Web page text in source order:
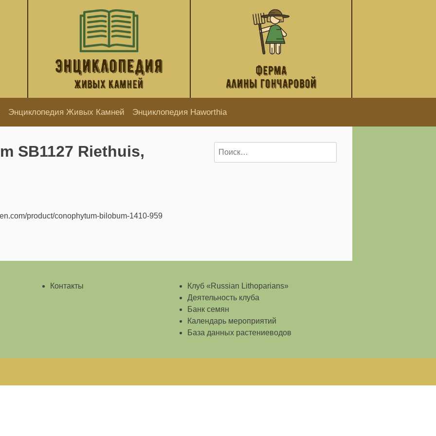
Энциклопедия Живых Камней Энциклопедия Haworthia
SB1127 Riethuis,
product/conophytum-bilobum-1410-959
Найти:
Контакты
Клуб «Russian Lithoparians»
Деятельность клуба
Банк семян
Календарь мероприятий
База данных растениеводов